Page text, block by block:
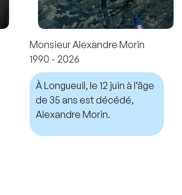
Monsieur Alexandre Morin
1990 - 2026
À Longueuil, le 12 juin à l’âge
de 35 ans est décédé,
Alexandre Morin.